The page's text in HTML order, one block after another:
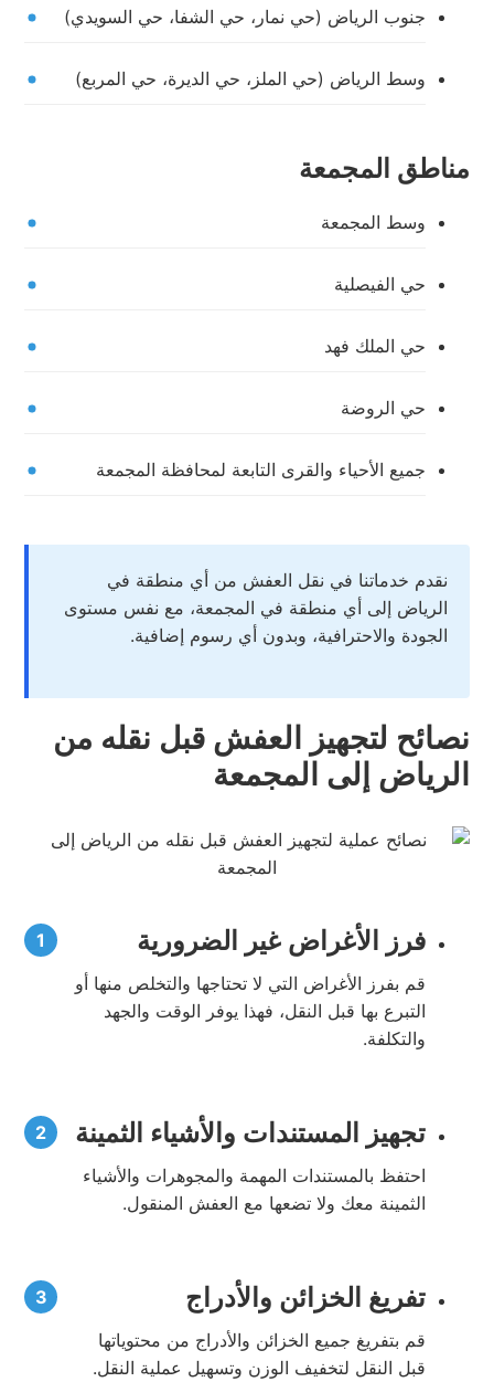
جنوب الرياض (حي نمار، حي الشفا، حي السويدي)
وسط الرياض (حي الملز، حي الديرة، حي المربع)
مناطق المجمعة
وسط المجمعة
حي الفيصلية
حي الملك فهد
حي الروضة
جميع الأحياء والقرى التابعة لمحافظة المجمعة
نقدم خدماتنا في نقل العفش من أي منطقة في
الرياض إلى أي منطقة في المجمعة، مع نفس مستوى
الجودة والاحترافية، وبدون أي رسوم إضافية.
نصائح لتجهيز العفش قبل نقله من
الرياض إلى المجمعة
فرز الأغراض غير الضرورية
قم بفرز الأغراض التي لا تحتاجها والتخلص منها أو
التبرع بها قبل النقل، فهذا يوفر الوقت والجهد
والتكلفة.
تجهيز المستندات والأشياء الثمينة
احتفظ بالمستندات المهمة والمجوهرات والأشياء
الثمينة معك ولا تضعها مع العفش المنقول.
تفريغ الخزائن والأدراج
قم بتفريغ جميع الخزائن والأدراج من محتوياتها
قبل النقل لتخفيف الوزن وتسهيل عملية النقل.